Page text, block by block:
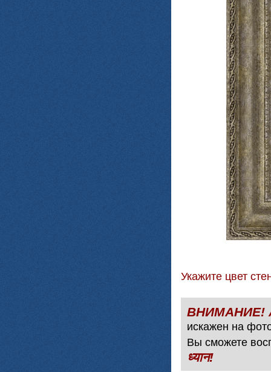
Укажите цвет
искажен на
Вы сможете
ध्यान!